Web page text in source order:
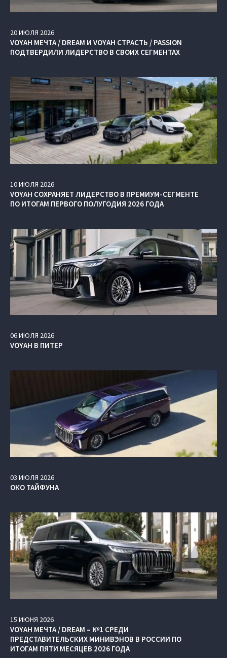
20ИЮЛЯ 2026
VOYAH МЕЧТА / DREAM И VOYAH СТРАСТЬ / PASSION
ПОДТВЕРДИЛИ ЛИДЕРСТВО В СВОИХ СЕГМЕНТАХ
10ИЮЛЯ 2026
VOYAH СОХРАНЯЕТ ЛИДЕРСТВО В ПРЕМИУМ-СЕГМЕНТЕ
ПО ИТОГАМ ПЕРВОГО ПОЛУГОДИЯ 2026 ГОДА
06ИЮЛЯ 2026
VOYAH В ПИТЕР
03 ИЮЛЯ 2026
ОКО ТАЙФУНА
15 ИЮНЯ 2026
VOYAH МЕЧТА / DREAM – №1 СРЕДИ
ПРЕДСТАВИТЕЛЬСКИХ МИНИВЭНОВ В РОССИИ ПО
ИТОГАМ ПЯТИ МЕСЯЦЕВ 2026 ГОДА